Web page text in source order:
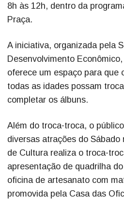
8h às 12h, dentro da
Praça.
A iniciativa, organizada pela
Desenvolvimento
oferece um espaço para que
todas as idades possam
completar os álbuns.
Além do troca-troca, o
diversas atrações do Sábado
de Cultura realiza o troca-
apresentação de quadrilha
oficina de artesanato com
promovida pela Casa das